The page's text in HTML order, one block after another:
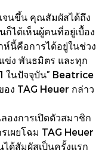
จนขึ้น คุณสัมผัสได้ถึง
ได้เห็นผู้คนที่อยู่เบื้อง
นี้คือการได้อยู่ในช่วง
ข่ง พันธมิตร และทุก
ในปัจจุบัน” Beatrice
ง TAG Heuer กล่าว
องการเปิดตัวสมาชิก
เผยโฉม TAG Heuer
ด้สัมผัสเป็นครั้งแรก